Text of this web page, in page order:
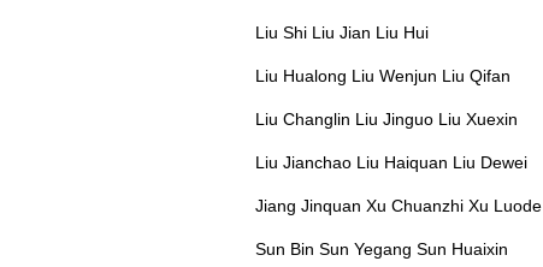
Liu Shi Liu Jian Liu Hui
Liu Hualong Liu Wenjun Liu Qifan
Liu Changlin Liu Jinguo Liu Xuexin
Liu Jianchao Liu Haiquan Liu Dewei
Jiang Jinquan Xu Chuanzhi Xu Luode
Sun Bin Sun Yegang Sun Huaixin